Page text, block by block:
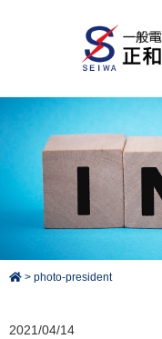
> photo-president
2021/04/14